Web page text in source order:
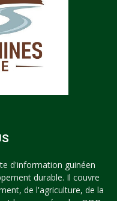
d'information guinéen
durable. Il couvre
de l'agriculture, de la